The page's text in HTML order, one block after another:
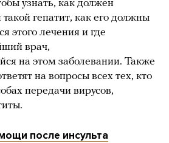
узнать, как должен
такой гепатит, как его должны
этого лечения и где
врач,
на этом заболевании. Также
на вопросы всех тех, кто
передачи вирусов,
после инсульта